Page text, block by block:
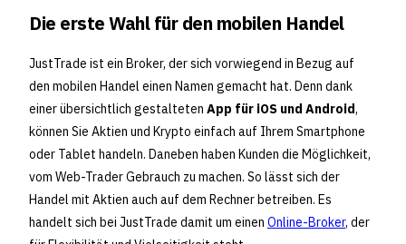
Die erste Wahl für den mobilen Handel
JustTrade ist ein Broker, der sich vorwiegend in Bezug auf
den mobilen Handel einen Namen gemacht hat. Denn dank
einer übersichtlich gestalteten App für iOS und Android,
können Sie Aktien und Krypto einfach auf Ihrem Smartphone
oder Tablet handeln. Daneben haben Kunden die Möglichkeit,
vom Web-Trader Gebrauch zu machen. So lässt sich der
Handel mit Aktien auch auf dem Rechner betreiben. Es
handelt sich bei JustTrade damit um einen Online-Broker, der